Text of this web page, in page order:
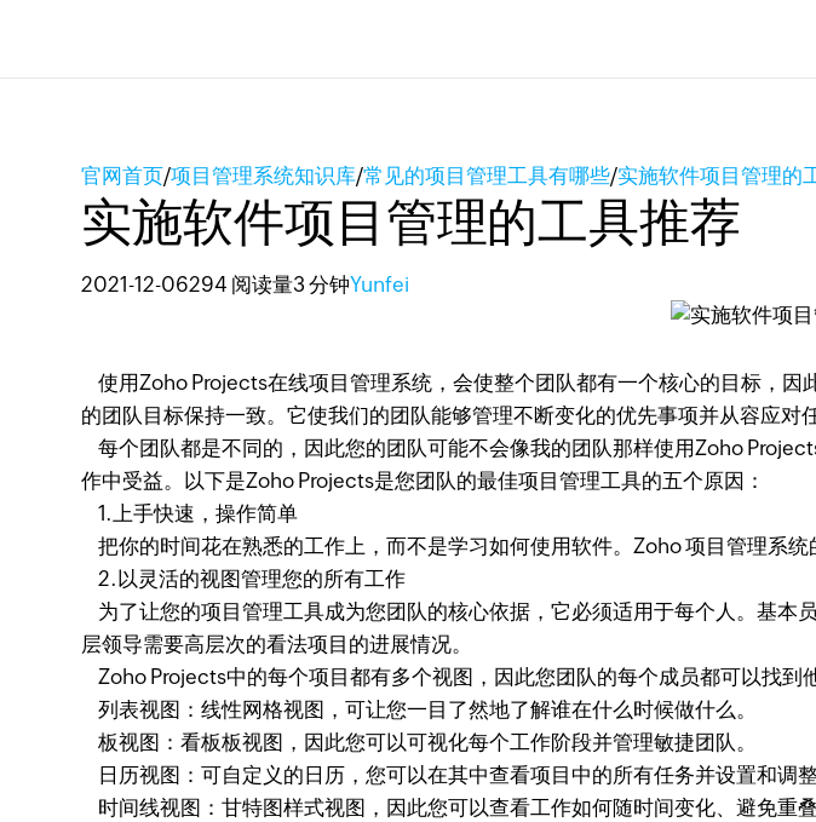
官网首页/项目管理系统知识库/常见的项目管理工具有哪些/实施软件项目管理的
实施软件项目管理的工具推荐
2021-12-06294 阅读量3 分钟Yunfei
使用Zoho Projects在线项目管理系统，会使整个团队都有一个核心的目标，
的团队目标保持一致。它使我们的团队能够管理不断变化的优先事项并从容应对
每个团队都是不同的，因此您的团队可能不会像我的团队那样使用Zoho
作中受益。以下是Zoho Projects是您团队的最佳项目管理工具的五个原因：
1.上手快速，操作简单
把你的时间花在熟悉的工作上，而不是学习如何使用软件。Zoho 项目管理系
2.以灵活的视图管理您的所有工作
为了让您的项目管理工具成为您团队的核心依据，它必须适用于每个人。基
层领导需要高层次的看法项目的进展情况。
Zoho Projects中的每个项目都有多个视图，因此您团队的每个成员都可以找到
列表视图：线性网格视图，可让您一目了然地了解谁在什么时候做什么。
板视图：看板板视图，因此您可以可视化每个工作阶段并管理敏捷团队。
日历视图：可自定义的日历，您可以在其中查看项目中的所有任务并设置和调整
时间线视图：甘特图样式视图，因此您可以查看工作如何随时间变化、避免重